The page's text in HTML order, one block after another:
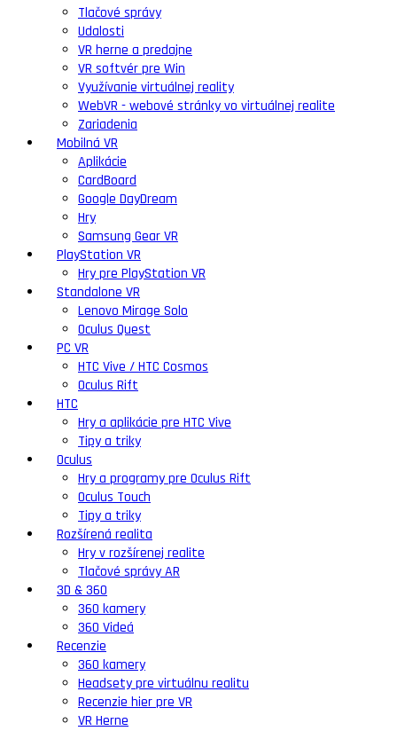
Tlačové správy
Udalosti
VR herne a predajne
VR softvér pre Win
Využívanie virtuálnej reality
WebVR - webové stránky vo virtuálnej realite
Zariadenia
Mobilná VR
Aplikácie
CardBoard
Google DayDream
Hry
Samsung Gear VR
PlayStation VR
Hry pre PlayStation VR
Standalone VR
Lenovo Mirage Solo
Oculus Quest
PC VR
HTC Vive / HTC Cosmos
Oculus Rift
HTC
Hry a aplikácie pre HTC Vive
Tipy a triky
Oculus
Hry a programy pre Oculus Rift
Oculus Touch
Tipy a triky
Rozšírená realita
Hry v rozšírenej realite
Tlačové správy AR
3D & 360
360 kamery
360 Videá
Recenzie
360 kamery
Headsety pre virtuálnu realitu
Recenzie hier pre VR
VR Herne